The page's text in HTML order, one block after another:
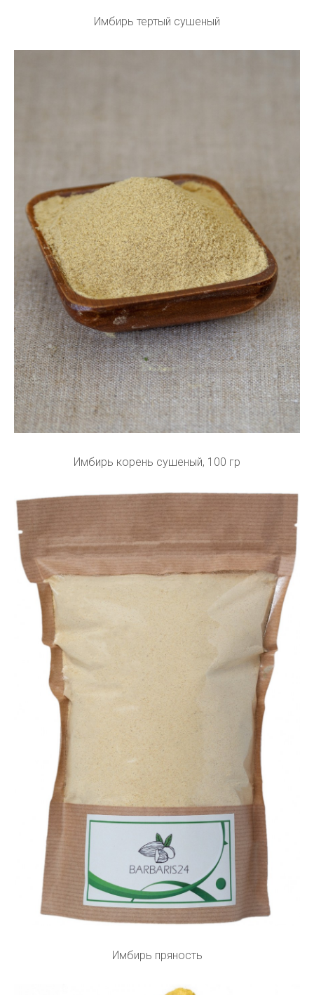
Имбирь тертый сушеный
Имбирь корень сушеный, 100 гр
Имбирь пряность